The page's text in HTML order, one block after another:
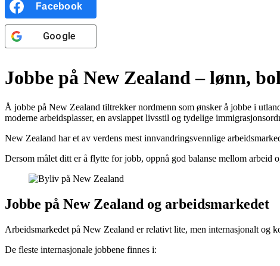
Facebook
Google
Jobbe på New Zealand – lønn,
Å jobbe på New Zealand tiltrekker nordmenn som ønsker å jobbe i
moderne arbeidsplasser, en avslappet livsstil og tydelige
New Zealand har et av verdens mest innvandringsvennlige
Dersom målet ditt er å flytte for jobb, oppnå god balanse mellom
Jobbe på New Zealand og arbeidsmarkedet
Arbeidsmarkedet på New Zealand er relativt lite, men internasjonalt og
De fleste internasjonale jobbene finnes i: